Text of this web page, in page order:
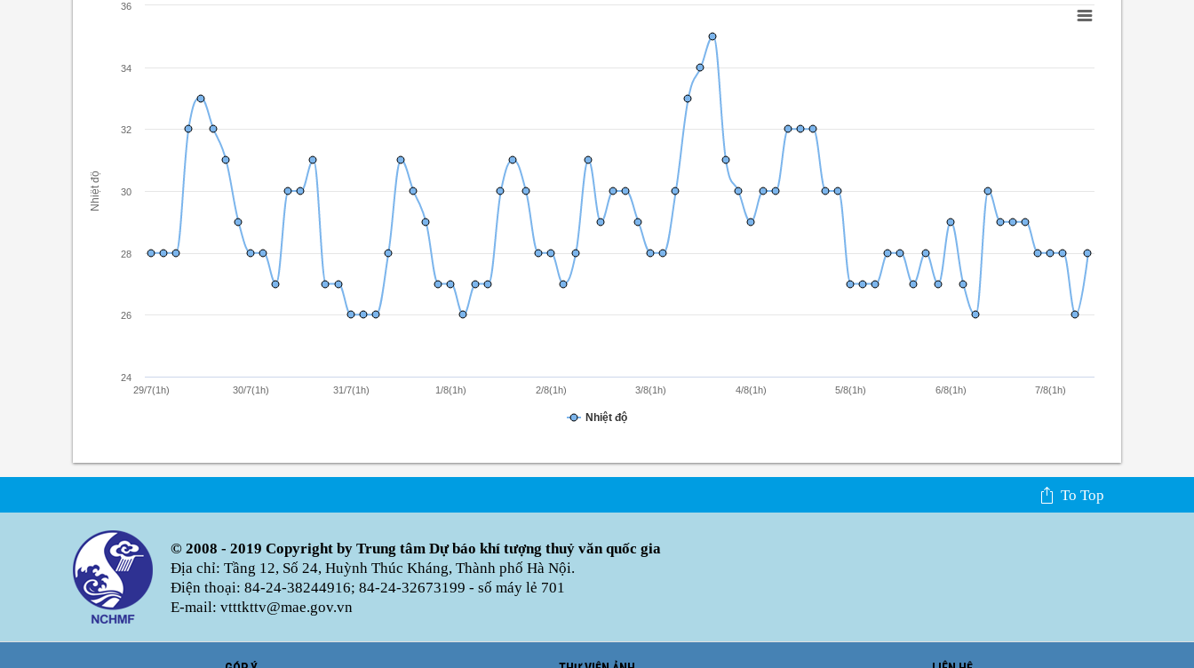
Nhiệt độ
Nhiệt độ
29/7(1h) 30/7(1h) 31/7(1h) 1/8(1h) 2/8(1h) 3/8(1h) 4/8(1h) 5/8(1h) 6/8(1h) 7/8(1h)
24
26
28
30
32
34
36
To Top
© 2008 - 2019 Copyright by Trung tâm Dự báo khí tượng thuỷ văn quốc gia
Địa chỉ: Tầng 12, Số 24, Huỳnh Thúc Kháng, Thành phố Hà Nội.
Điện thoại: 84-24-38244916; 84-24-32673199 - số máy lẻ 701
E-mail: vtttkttv@mae.gov.vn